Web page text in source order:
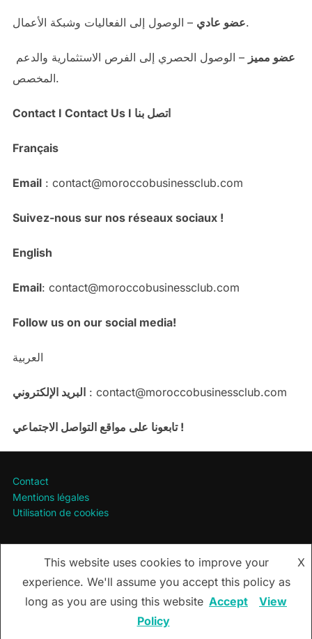
عضو عادي– الوصول إلى الفعاليات وشبكة الأعمال.
عضو مميز – الوصول الحصري إلى الفرص الاستثمارية والدعم
المخصص.
Contact I Contact Us I اتصل بنا
Français
Email: contact@moroccobusinessclub.com
Suivez-nous sur nos réseaux sociaux !
English
Email: contact@moroccobusinessclub.com
Follow us on our social media!
العربية
البريد الإلكتروني : contact@moroccobusinessclub.com
تابعونا على مواقع التواصل الاجتماعي !
Contact
Mentions légales
Utilisation de cookies
Utilisation de cookies
Copyright © 2026 Morocco Business Club / Maroc Business
Club
This website uses cookies to improve your
experience. We'll assume you accept this policy as
long as you are using this website
X
Accept
View
Policy